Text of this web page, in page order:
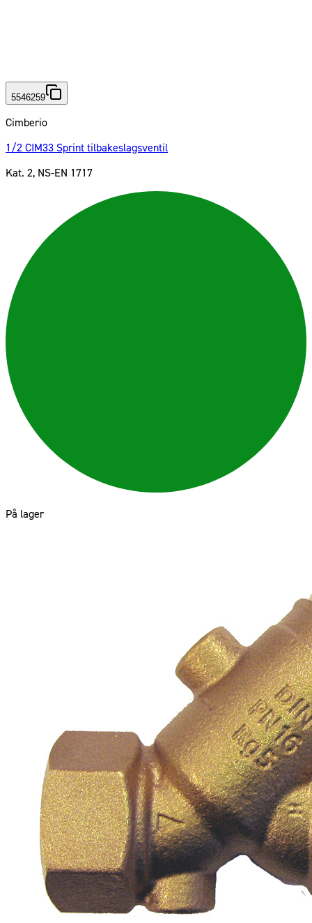
5546259
Cimberio
1/2 CIM33 Sprint tilbakeslagsventil
Kat. 2, NS-EN 1717
På lager